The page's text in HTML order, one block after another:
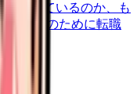
られているのか、も
の関係のために転職